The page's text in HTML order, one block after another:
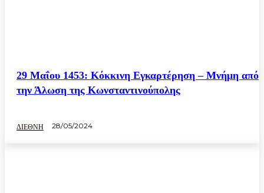
29 Μαΐου 1453: Κόκκινη Εγκαρτέρηση – Μνήμη από
την Άλωση της Κωνσταντινούπολης
ΔΙΕΘΝΗ 28/05/2024